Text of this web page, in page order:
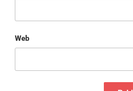
Web